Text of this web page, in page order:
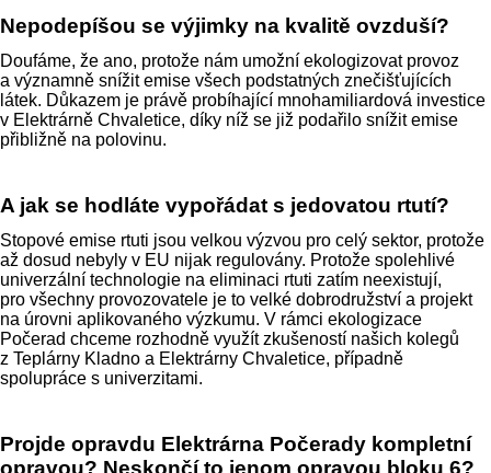
Nepodepíšou se výjimky na kvalitě ovzduší?
Doufáme, že ano, protože nám umožní ekologizovat provoz
a významně snížit emise všech podstatných znečišťujících
látek. Důkazem je právě probíhající mnohamiliardová investice
v Elektrárně Chvaletice, díky níž se již podařilo snížit emise
přibližně na polovinu.
A jak se hodláte vypořádat s jedovatou rtutí?
Stopové emise rtuti jsou velkou výzvou pro celý sektor, protože
až dosud nebyly v EU nijak regulovány. Protože spolehlivé
univerzální technologie na eliminaci rtuti zatím neexistují,
pro všechny provozovatele je to velké dobrodružství a projekt
na úrovni aplikovaného výzkumu. V rámci ekologizace
Počerad chceme rozhodně využít zkušeností našich kolegů
z Teplárny Kladno a Elektrárny Chvaletice, případně
spolupráce s univerzitami.
Projde opravdu Elektrárna Počerady kompletní